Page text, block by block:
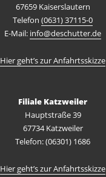
67659 Kaiserslautern
Telefon (0631) 37115-0
E-Mail: info@deschutter.de
Hier geht’s zur Anfahrtsskizze
Filiale Katzweiler
Hauptstraße 39
67734 Katzweiler
Telefon: (06301) 1686
Hier geht’s zur Anfahrtsskizze